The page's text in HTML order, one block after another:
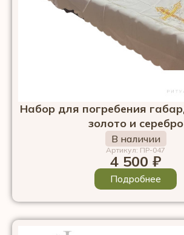
Набор для погребения
золото и серебро
В наличии
Артикул: ПР-047
4 500 ₽
Подробнее